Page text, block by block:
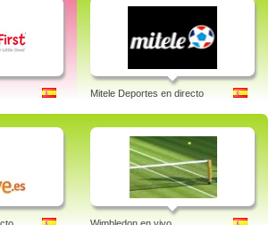
Mitele Deportes en directo